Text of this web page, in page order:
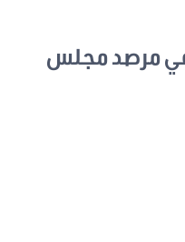
مرصد مجلس